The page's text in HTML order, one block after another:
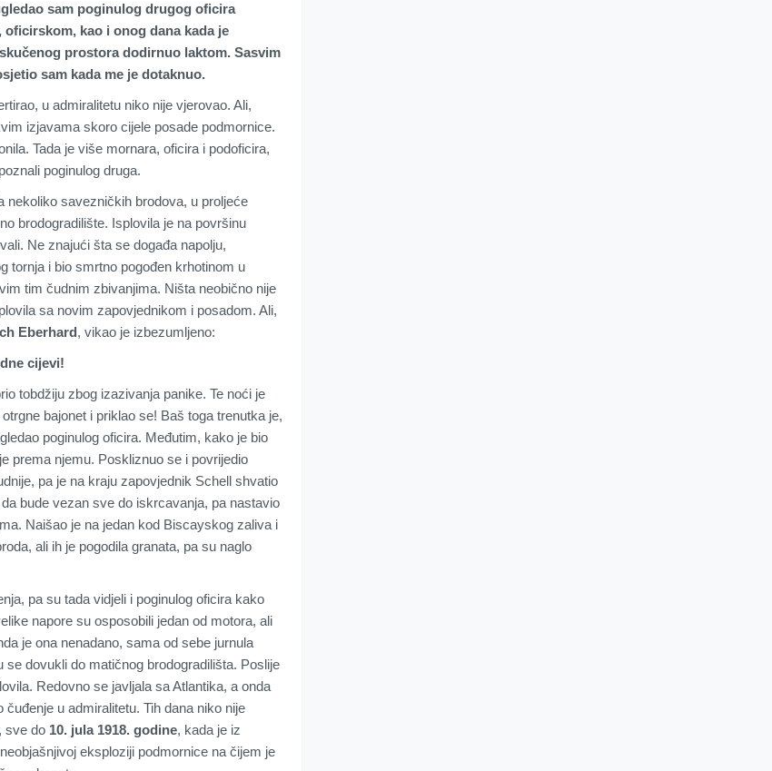
sam poginulog drugog oficira
kao i onog dana kada je
prostora dodirnuo laktom. Sasvim
sam kada me je dotaknuo.
u admiralitetu niko nije vjerovao. Ali,
izjavama skoro cijele posade podmornice.
Tada je više mornara, oficira i podoficira,
poginulog druga.
nekoliko savezničkih brodova, u proljeće
brodogradilište. Isplovila je na površinu
Ne znajući šta se događa napolju,
tornja i bio smrtno pogođen krhotinom u
tim čudnim zbivanjima. Ništa neobično nije
sa novim zapovjednikom i posadom. Ali,
Eberhard, vikao je izbezumljeno:
cijevi!
tobdžiju zbog izazivanja panike. Te noći je
bajonet i priklao se! Baš toga trenutka je,
poginulog oficira. Međutim, kako je bio
prema njemu. Poskliznuo se i povrijedio
pa je na kraju zapovjednik Schell shvatio
bude vezan sve do iskrcavanja, pa nastavio
Naišao je na jedan kod Biscayskog zaliva i
ali ih je pogodila granata, pa su naglo
pa su tada vidjeli i poginulog oficira kako
napore su osposobili jedan od motora, ali
je ona nenadano, sama od sebe jurnula
dovukli do matičnog brodogradilišta. Poslije
Redovno se javljala sa Atlantika, a onda
čuđenje u admiralitetu. Tih dana niko nije
sve do 10. jula 1918. godine, kada je iz
eksploziji podmornice na čijem je